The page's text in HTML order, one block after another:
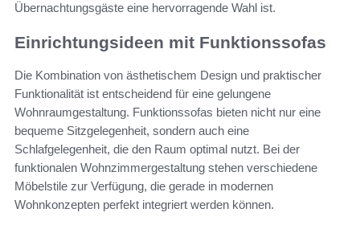
Übernachtungsgäste eine hervorragende Wahl ist.
Einrichtungsideen mit Funktionssofas
Die Kombination von ästhetischem Design und praktischer
Funktionalität ist entscheidend für eine gelungene
Wohnraumgestaltung. Funktionssofas bieten nicht nur eine
bequeme Sitzgelegenheit, sondern auch eine
Schlafgelegenheit, die den Raum optimal nutzt. Bei der
funktionalen Wohnzimmergestaltung stehen verschiedene
Möbelstile zur Verfügung, die gerade in modernen
Wohnkonzepten perfekt integriert werden können.